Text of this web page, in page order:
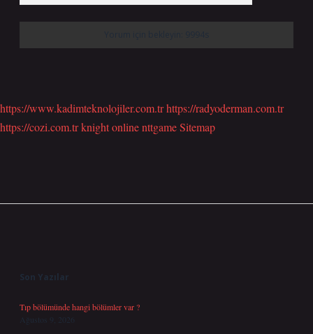
https://www.kadimteknolojiler.com.trhttps://radyoderman.com.tr
https://cozi.com.trknight onlinenttgameSitemap
Son Yazılar
Tıp bölümünde hangi bölümler var ?
Ağustos 9, 2026